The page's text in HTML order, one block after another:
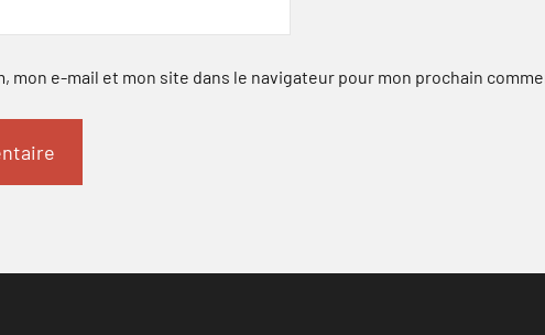
mon e-mail et mon site dans le navigateur pour mon prochain